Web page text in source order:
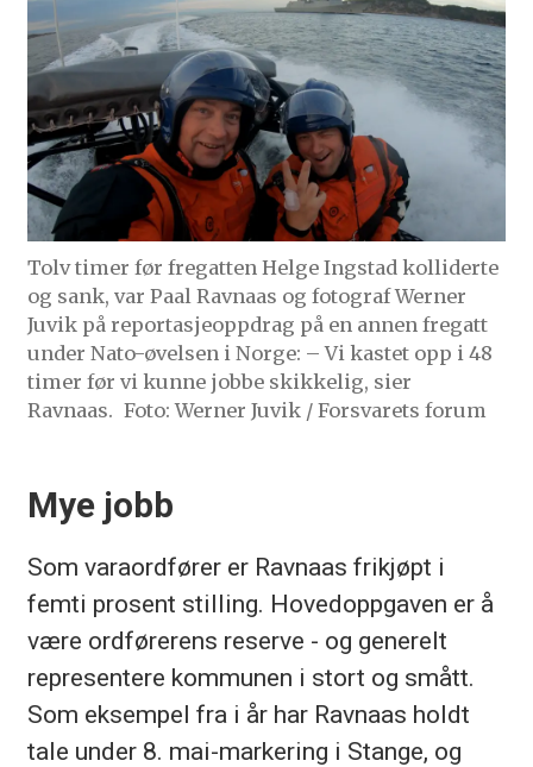
Tolv timer før fregatten Helge Ingstad kolliderte
og sank, var Paal Ravnaas og fotograf Werner
Juvik på reportasjeoppdrag på en annen fregatt
under Nato-øvelsen i Norge: – Vi kastet opp i 48
timer før vi kunne jobbe skikkelig, sier
Ravnaas. Foto: Werner Juvik / Forsvarets forum
Mye jobb
Som varaordfører er Ravnaas frikjøpt i
femti prosent stilling. Hovedoppgaven er å
være ordførerens reserve - og generelt
representere kommunen i stort og smått.
Som eksempel fra i år har Ravnaas holdt
tale under 8. mai-markering i Stange, og